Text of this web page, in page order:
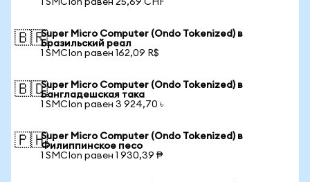
1 SMCIon равен 25,69 CHF
🇧🇷Super Micro Computer (Ondo Tokenized) в
Бразильский реал
1 SMCIon равен 162,09 R$
🇧🇩Super Micro Computer (Ondo Tokenized) в
Бангладешская така
1 SMCIon равен 3 924,70 ৳
🇵🇭Super Micro Computer (Ondo Tokenized) в
Филиппинское песо
1 SMCIon равен 1 930,39 ₱